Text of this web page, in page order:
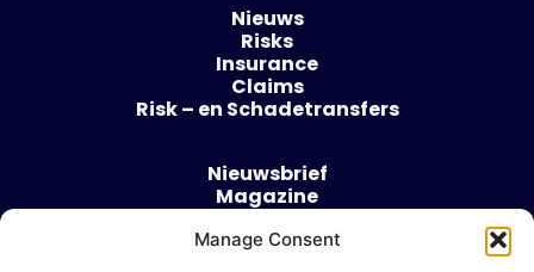
Manage Consent
Nieuws
Risks
Insurance
Claims
Risk – en Schadetransfers
Nieuwsbrief
Magazine
Over